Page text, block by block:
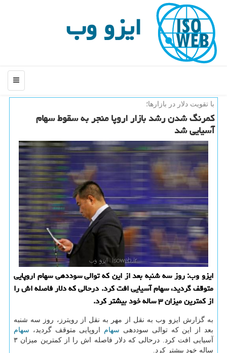
ایزو وب
منو
با تقویت دلار در بازارها؛
كمرنگ شدن رشد بازار اروپا منجر به سقوط سهام
آسیایی شد
ایزو وب: روز سه شنبه بعد از این كه توالی سوددهی سهام اروپایی
متوقف گردید، سهام آسیایی افت كرد. درحالی كه دلار فاصله اش را
از كمترین میزان ۳ ساله خود بیشتر كرد.
به گزارش ایزو وب به نقل از مهر به نقل از رویترز، روز سه شنبه
بعد از این كه توالی سوددهی سهام اروپایی متوقف گردید، سهام
آسیایی افت كرد. درحالی كه دلار فاصله اش را از كمترین میزان ۳
ساله خود بیشتر كرد.